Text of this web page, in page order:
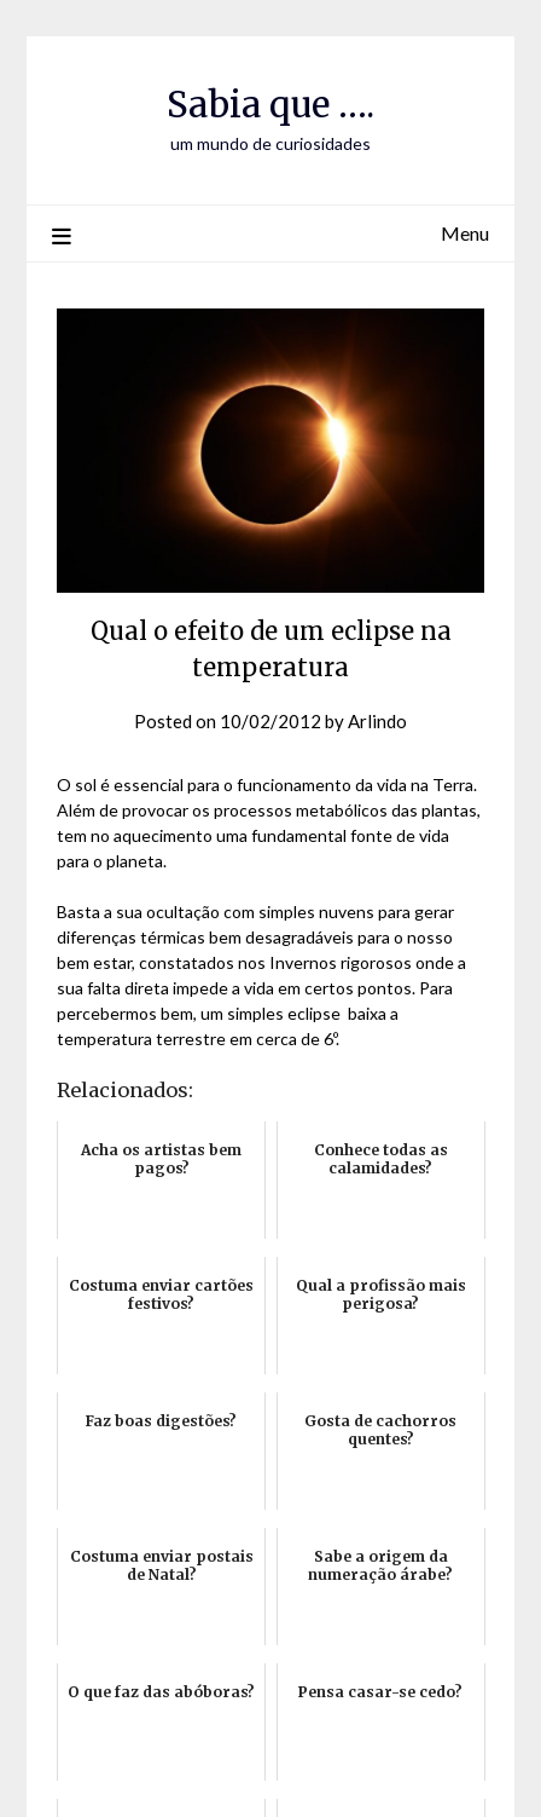
Sabia que ….
um mundo de curiosidades
Menu
Qual o efeito de um eclipse na
temperatura
Posted on 10/02/2012 byArlindo
O sol é essencial para o funcionamento da vida na Terra.
Além de provocar os processos metabólicos das plantas,
tem no aquecimento uma fundamental fonte de vida
para o planeta.
Basta a sua ocultação com simples nuvens para gerar
diferenças térmicas bem desagradáveis para o nosso
bem estar, constatados nos Invernos rigorosos onde a
sua falta direta impede a vida em certos pontos. Para
percebermos bem, um simples eclipse baixa a
temperatura terrestre em cerca de 6º.
Relacionados:
Acha os artistas bem
pagos?
Conhece todas as
calamidades?
Costuma enviar cartões
festivos?
Qual a profissão mais
perigosa?
Faz boas digestões?
Gosta de cachorros
quentes?
Costuma enviar postais
de Natal?
Sabe a origem da
numeração árabe?
O que faz das abóboras? Pensa casar-se cedo?